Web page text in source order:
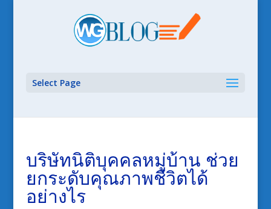
Select Page
บริษัทนิติบุคคลหมู่บ้าน ช่วย
ยกระดับคุณภาพชีวิตได้
อย่างไร